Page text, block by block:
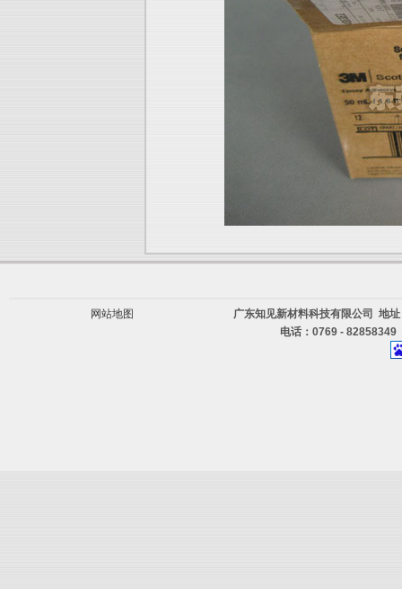
网站地图
广东知见新材料科技有限公司 地
电话：0769 -